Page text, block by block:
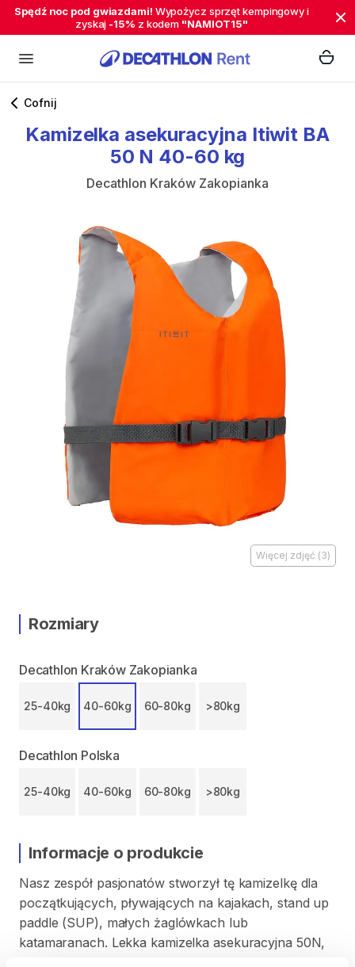
Spędź noc pod gwiazdami! Wypożycz sprzęt kempingowy i
zyskaj -15% z kodem "NAMIOT15"
Cofnij
Kamizelka asekuracyjna Itiwit BA
50 N 40-60 kg
Decathlon Kraków Zakopianka
Więcej zdjęć (3)
Rozmiary
Decathlon Kraków Zakopianka
25-40kg 40-60kg 60-80kg >80kg
Decathlon Polska
25-40kg 40-60kg 60-80kg >80kg
Informacje o produkcie
Nasz zespół pasjonatów stworzył tę kamizelkę dla
początkujących​​,​ pływających na kajakach​​,​ stand up
paddle (SUP)​​,​ małych żaglówkach lub
katamaranach. Lekka kamizelka asekuracyjna 50N​​,​